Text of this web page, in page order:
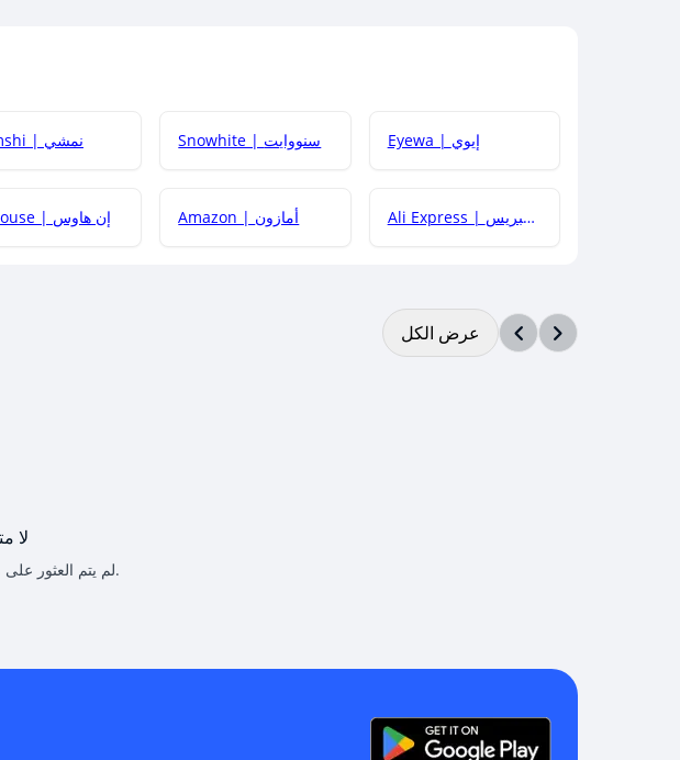
Namshi | نمشي Snowhite | سنووايت Eyewa | إيوي
In-House | إن هاوس Amazon | أمازون Ali Express | علي إكسبريس
عرض الكل
لا
لم يتم العثور على مقالات مطابقة للبحث الذي تم تحديده.